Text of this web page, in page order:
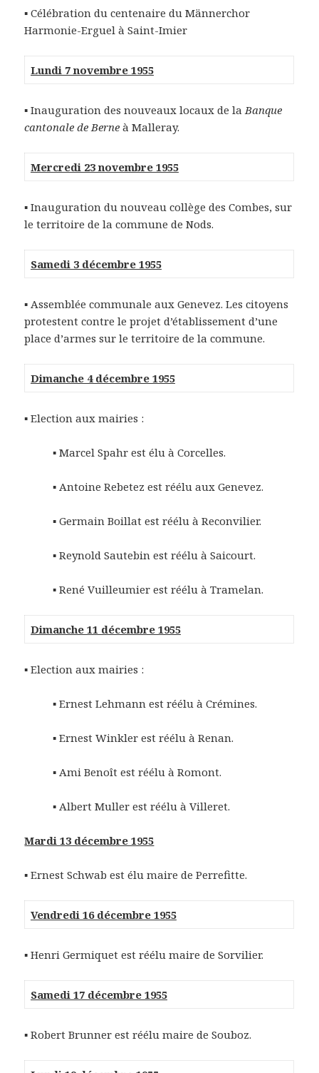
▪ Célébration du centenaire du Männerchor
Harmonie-Erguel à Saint-Imier
Lundi 7 novembre 1955
▪ Inauguration des nouveaux locaux de laBanque
cantonale de Berne à Malleray.
Mercredi 23 novembre 1955
▪ Inauguration du nouveau collège des Combes, sur
le territoire de la commune de Nods.
Samedi 3 décembre 1955
▪ Assemblée communale aux Genevez. Les citoyens
protestent contre le projet d’établissement d’une
place d’armes sur le territoire de la commune.
Dimanche 4 décembre 1955
▪ Election aux mairies :
▪ Marcel Spahr est élu à Corcelles.
▪ Antoine Rebetez est réélu aux Genevez.
▪ Germain Boillat est réélu à Reconvilier.
▪ Reynold Sautebin est réélu à Saicourt.
▪ René Vuilleumier est réélu à Tramelan.
Dimanche 11 décembre 1955
▪ Election aux mairies :
▪ Ernest Lehmann est réélu à Crémines.
▪ Ernest Winkler est réélu à Renan.
▪ Ami Benoît est réélu à Romont.
▪ Albert Muller est réélu à Villeret.
Mardi 13 décembre 1955
▪ Ernest Schwab est élu maire de Perrefitte.
Vendredi 16 décembre 1955
▪ Henri Germiquet est réélu maire de Sorvilier.
Samedi 17 décembre 1955
▪ Robert Brunner est réélu maire de Souboz.